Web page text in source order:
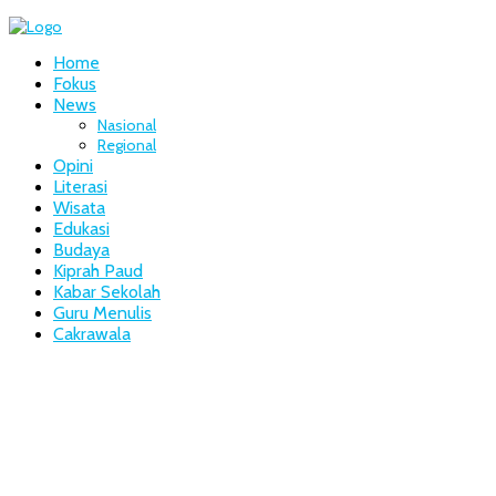
Home
Fokus
News
Nasional
Regional
Opini
Literasi
Wisata
Edukasi
Budaya
Kiprah Paud
Kabar Sekolah
Guru Menulis
Cakrawala